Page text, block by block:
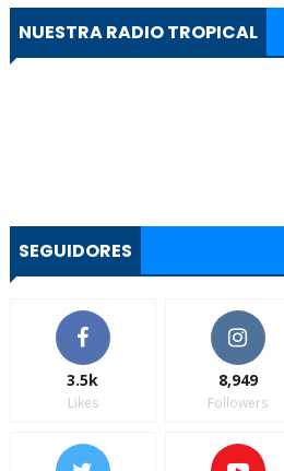
NUESTRA RADIO TROPICAL
SEGUIDORES
3.5k
Likes
8,949
Followers